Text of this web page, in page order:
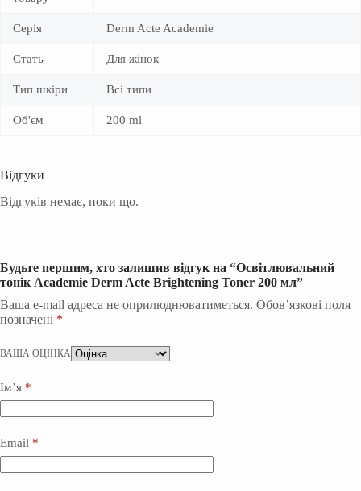
Серія Derm Acte Academie
Стать Для жінок
Тип шкіри Всі типи
Об'єм 200 ml
Відгуки
Відгуків немає, поки що.
Будьте першим, хто залишив відгук на “Освітлювальний
тонік Academie Derm Acte Brightening Toner 200 мл”
Ваша e-mail адреса не оприлюднюватиметься. Обов’язкові поля
позначені *
ВАША ОЦІНКА
Ім’я *
Email *